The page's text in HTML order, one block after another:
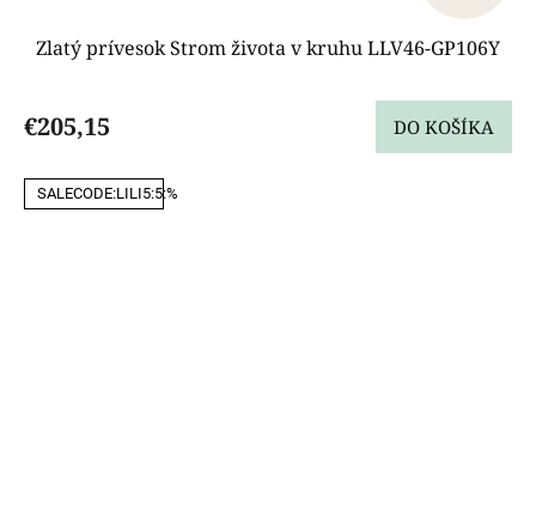
Zlatý prívesok Strom života v kruhu LLV46-GP106Y
€205,15 DO KOŠÍKA
SALECODE:LILI5:5:%